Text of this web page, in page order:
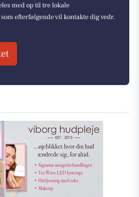
med op til tre lokale
efterfølgende vil kontakte dig vedr.